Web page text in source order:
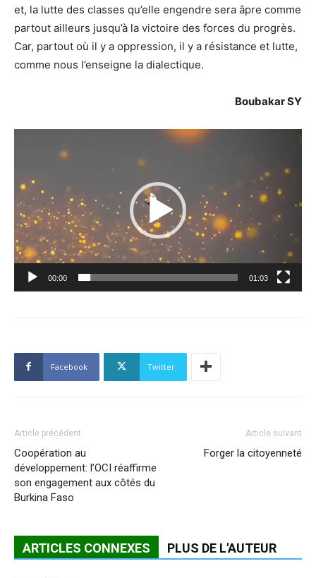
et, la lutte des classes qu’elle engendre sera âpre comme
partout ailleurs jusqu’à la victoire des forces du progrès.
Car, partout où il y a oppression, il y a résistance et lutte,
comme nous l’enseigne la dialectique.
Boubakar SY
Lecteur
00:00 01:03
Facebook Twitter
Article précédent
Coopération au
développement: l’OCI réaffirme
son engagement aux côtés du
Burkina Faso
Article suivant
Forger la citoyenneté
ARTICLES CONNEXES PLUS DE L'AUTEUR